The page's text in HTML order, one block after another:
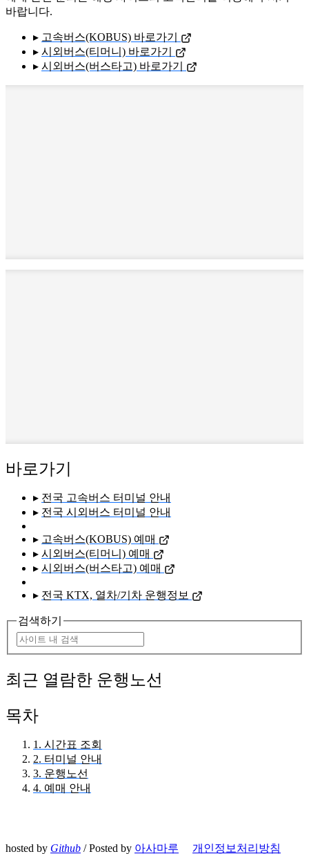
바랍니다.
▸ 고속버스(KOBUS) 바로가기
▸ 시외버스(티머니) 바로가기
▸ 시외버스(버스타고) 바로가기
바로가기
▸ 전국 고속버스 터미널 안내
▸ 전국 시외버스 터미널 안내
▸ 고속버스(KOBUS) 예매
▸ 시외버스(티머니) 예매
▸ 시외버스(버스타고) 예매
▸ 전국 KTX, 열차/기차 운행정보
검색하기
최근 열람한 운행노선
목차
1. 시간표 조회
2. 터미널 안내
3. 운행노선
4. 예매 안내
hosted by Github / Posted by 아사마루 개인정보처리방침